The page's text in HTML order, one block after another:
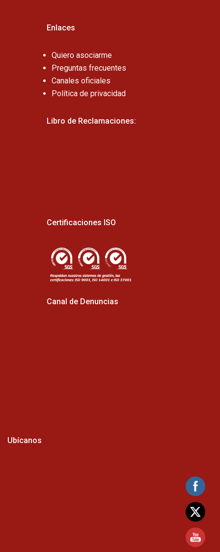
Enlaces
Quiero asociarme
Preguntas frecuentes
Canales oficiales
Política de privacidad
Libro de Reclamaciones:
Certificaciones ISO
Canal de Denuncias
Ubícanos